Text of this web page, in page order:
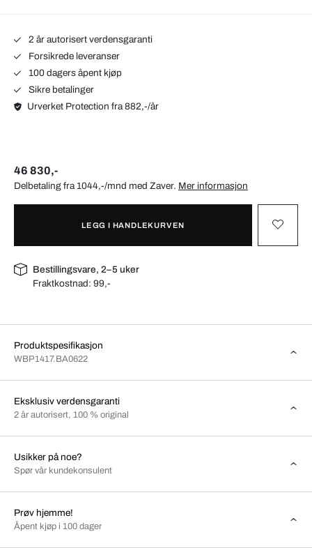
2 år autorisert verdensgaranti
Forsikrede leveranser
100 dagers åpent kjøp
Sikre betalinger
Urverket Protection fra 882,-/år
46 830,-
Delbetaling fra 1044,-/mnd med Zaver. Mer informasjon
LEGG I HANDLEKURVEN
Bestillingsvare, 2–5 uker
Fraktkostnad:99,-
Produktspesifikasjon
WBP1417.BA0622
Eksklusiv verdensgaranti
2 år autorisert, 100 % original
Usikker på noe?
Spør vår kundekonsulent
Prøv hjemme!
Åpent kjøp i 100 dager